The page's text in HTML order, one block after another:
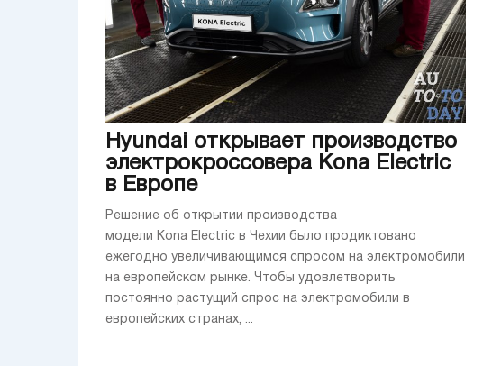
Hyundai открывает производство
электрокроссовера Kona Electric
в Европе
Решение об открытии производства
модели Kona Electric в Чехии было продиктовано
ежегодно увеличивающимся спросом на электромобили
на европейском рынке. Чтобы удовлетворить
постоянно растущий спрос на электромобили в
европейских странах, ...